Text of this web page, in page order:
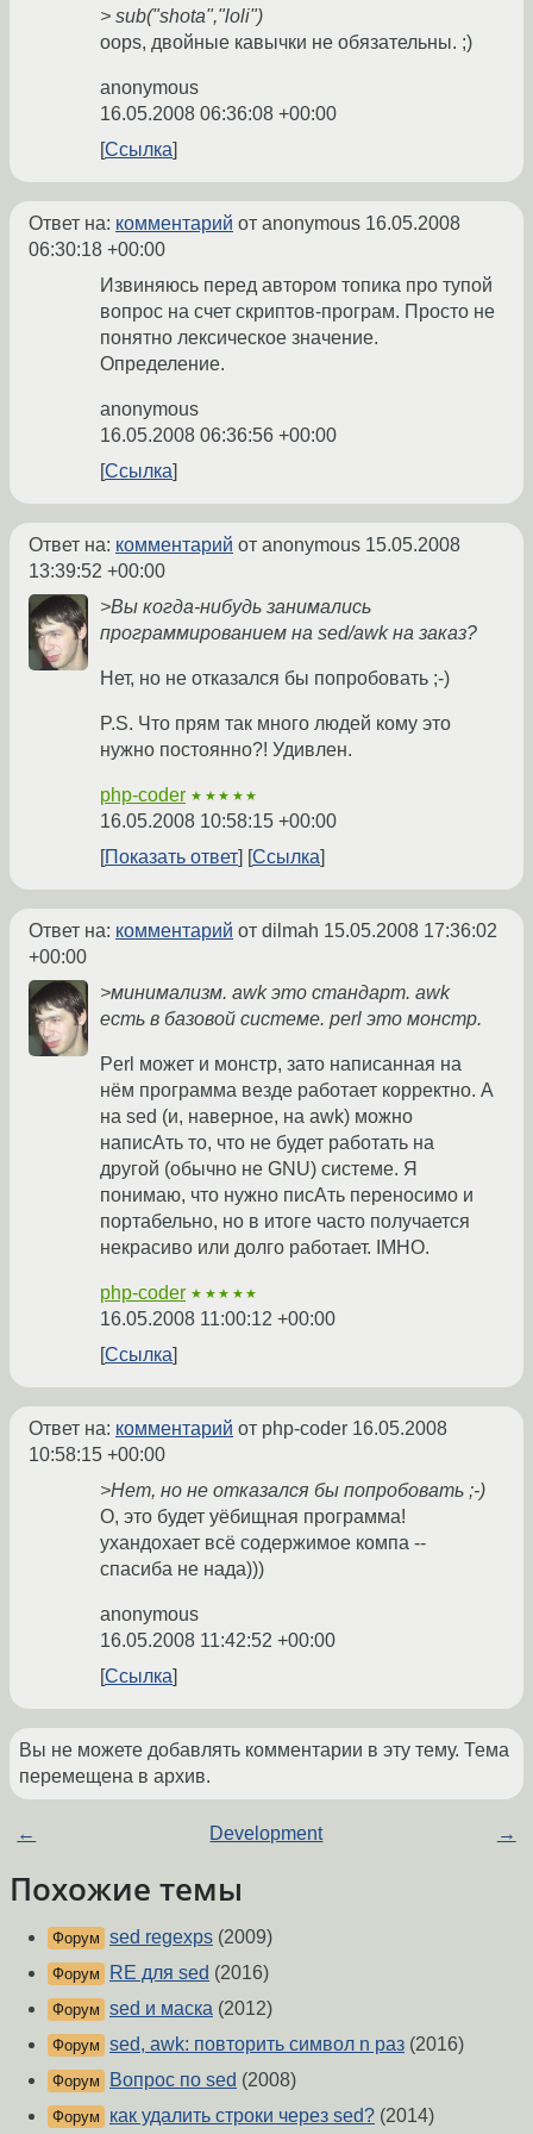
> sub("shota","loli")
oops, двойные кавычки не обязательны. ;)
anonymous
16.05.2008 06:36:08 +00:00
Ссылка
Ответ на: комментарий от anonymous 16.05.2008
06:30:18 +00:00
Извиняюсь перед автором топика про тупой
вопрос на счет скриптов-програм. Просто не
понятно лексическое значение.
Определение.
anonymous
16.05.2008 06:36:56 +00:00
Ссылка
Ответ на: комментарий от anonymous 15.05.2008
13:39:52 +00:00
>Вы когда-нибудь занимались
программированием на sed/awk на заказ?
Нет, но не отказался бы попробовать ;-)
P.S. Что прям так много людей кому это
нужно постоянно?! Удивлен.
php-coder ★★★★★
16.05.2008 10:58:15 +00:00
Показать ответ
Ссылка
Ответ на: комментарий от dilmah 15.05.2008 17:36:02
+00:00
>минимализм. awk это стандарт. awk
есть в базовой системе. perl это монстр.
Perl может и монстр, зато написанная на
нём программа везде работает корректно. А
на sed (и, наверное, на awk) можно
написАть то, что не будет работать на
другой (обычно не GNU) системе. Я
понимаю, что нужно писАть переносимо и
портабельно, но в итоге часто получается
некрасиво или долго работает. IMHO.
php-coder ★★★★★
16.05.2008 11:00:12 +00:00
Ссылка
Ответ на: комментарий от php-coder 16.05.2008
10:58:15 +00:00
>Нет, но не отказался бы попробовать ;-)
О, это будет уёбищная программа!
ухандохает всё содержимое компа --
спасиба не нада)))
anonymous
16.05.2008 11:42:52 +00:00
Ссылка
Вы не можете добавлять комментарии в эту тему. Тема
перемещена в архив.
← Development →
Похожие темы
Форум sed regexps (2009)
Форум RE для sed (2016)
Форум sed и маска (2012)
Форум sed, awk: повторить символ n раз (2016)
Форум Вопрос по sed (2008)
Форум как удалить строки через sed? (2014)